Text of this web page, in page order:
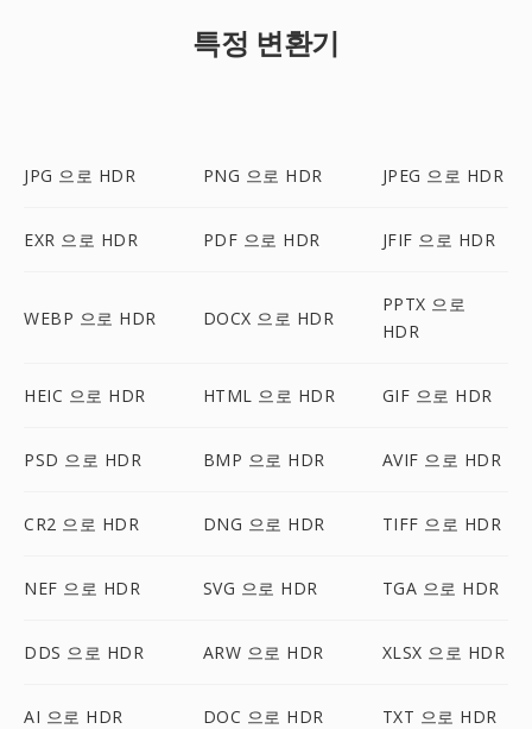
특정 변환기
JPG 으로 HDR PNG 으로 HDR JPEG 으로 HDR
EXR 으로 HDR PDF 으로 HDR JFIF 으로 HDR
WEBP 으로 HDR DOCX 으로 HDR
PPTX 으로
HDR
HEIC 으로 HDR HTML 으로 HDR GIF 으로 HDR
PSD 으로 HDR BMP 으로 HDR AVIF 으로 HDR
CR2 으로 HDR DNG 으로 HDR TIFF 으로 HDR
NEF 으로 HDR SVG 으로 HDR TGA 으로 HDR
DDS 으로 HDR ARW 으로 HDR XLSX 으로 HDR
AI 으로 HDR DOC 으로 HDR TXT 으로 HDR